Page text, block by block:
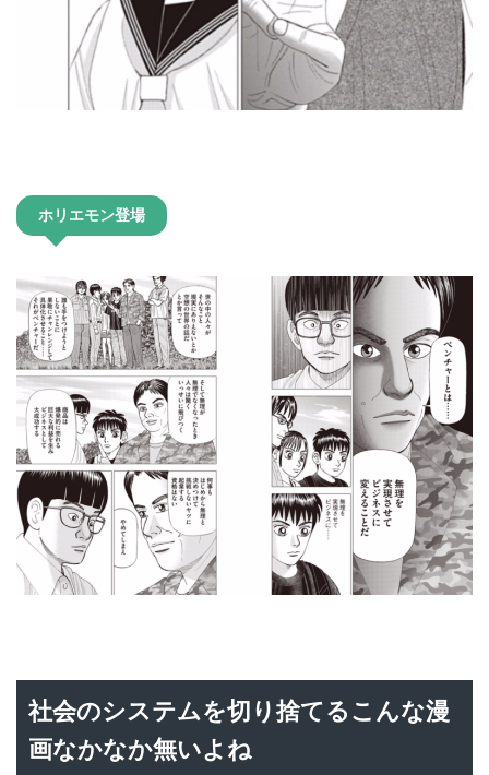
ホリエモン登場
社会のシステムを切り捨てるこんな漫
画なかなか無いよね